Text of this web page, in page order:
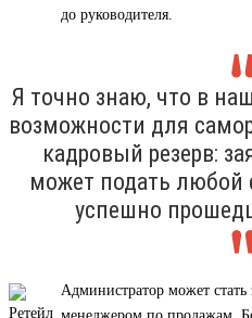
до руководителя.
Я точно знаю, что в
возможности для
кадровый резерв:
может подать любой
успешно
Администратор может